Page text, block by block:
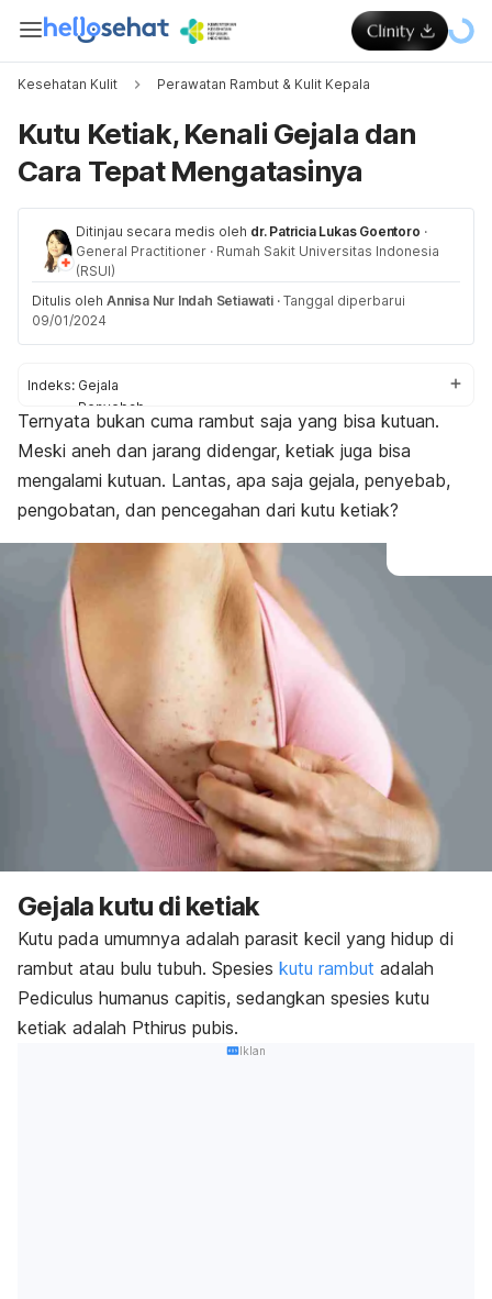
Kesehatan Kulit Perawatan Rambut & Kulit Kepala
Kutu Ketiak, Kenali Gejala dan
Cara Tepat Mengatasinya
Ditinjau secara medis oleh dr. Patricia Lukas Goentoro ·
General Practitioner · Rumah Sakit Universitas Indonesia
(RSUI)
Ditulis oleh Annisa Nur Indah Setiawati · Tanggal diperbarui
09/01/2024
Indeks: Gejala
Penyebab
Cara mengatasi
Cara mencegah
Ternyata bukan cuma rambut saja yang bisa kutuan.
Meski aneh dan jarang didengar, ketiak juga bisa
mengalami kutuan. Lantas, apa saja gejala, penyebab,
pengobatan, dan pencegahan dari kutu ketiak?
Gejala kutu di ketiak
Kutu pada umumnya adalah parasit kecil yang hidup di
rambut atau bulu tubuh. Spesies kutu rambut adalah
Pediculus humanus capitis, sedangkan spesies kutu
ketiak adalah Pthirus pubis.
Iklan